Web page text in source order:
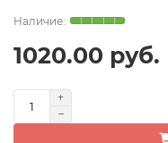
1020.00 руб.